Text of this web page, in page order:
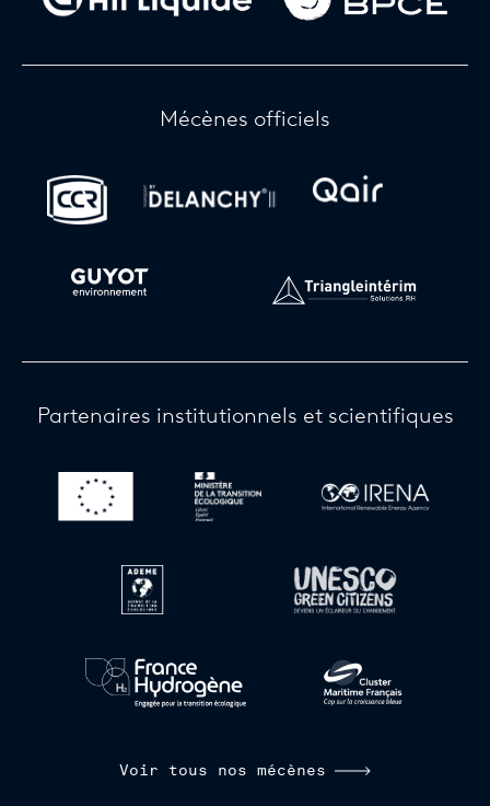
Mécènes officiels
Partenaires institutionnels et scientifiques
Voir tous nos mécènes